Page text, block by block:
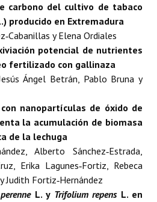
carbono del cultivo de tabaco
producido en Extremadura
y Elena Ordiales
potencial de nutrientes
fertilizado con gallinaza
Ángel Betrán, Pablo Bruna y
nanopartículas de óxido de
la acumulación de biomasa
de la lechuga
Alberto Sánchez‑Estrada,
Erika Lagunes‑Fortiz, Rebeca
Judith Fortiz‑Hernández
L. y Trifolium repensL. en